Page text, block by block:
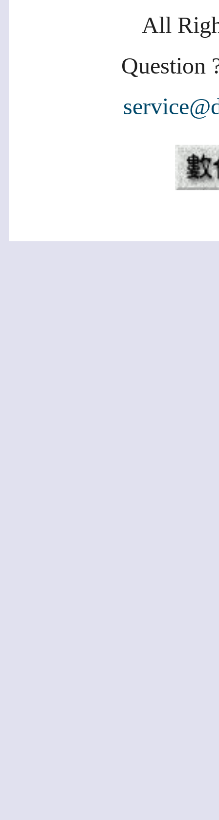
All
Question